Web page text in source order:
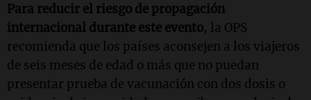
Para reducir el riesgo de propagación
internacional durante este evento, la OPS
recomienda que los países aconsejen a los viajeros
de seis meses de edad o más que no puedan
presentar prueba de vacunación con dos dosis o